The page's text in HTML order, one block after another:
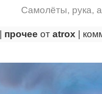
Самолёты, рука,
прочее от atrox